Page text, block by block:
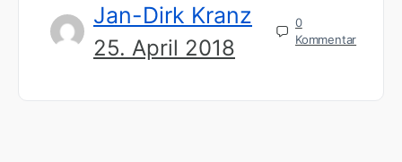
Jan-Dirk Kranz
25. April 2018
0
Kommentar